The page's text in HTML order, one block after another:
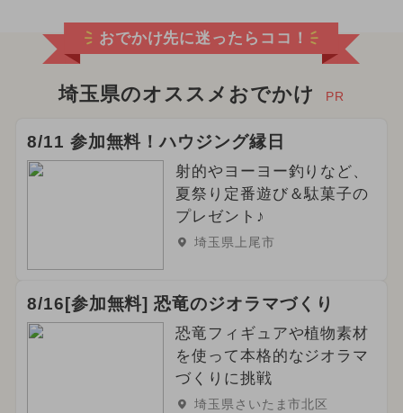
おでかけ先に迷ったらココ！
埼玉県のオススメおでかけ PR
8/11 参加無料！ハウジング縁日
射的やヨーヨー釣りなど、
夏祭り定番遊び＆駄菓子の
プレゼント♪
埼玉県上尾市
8/16[参加無料] 恐竜のジオラマづくり
恐竜フィギュアや植物素材
を使って本格的なジオラマ
づくりに挑戦
埼玉県さいたま市北区